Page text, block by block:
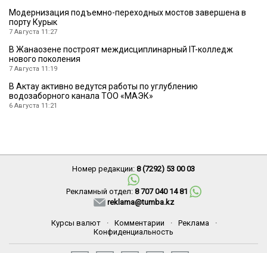
Модернизация подъемно-переходных мостов завершена в
порту Курык
7 Августа 11:27
В Жанаозене построят междисциплинарный IT-колледж
нового поколения
7 Августа 11:19
В Актау активно ведутся работы по углублению
водозаборного канала ТОО «МАЭК»
6 Августа 11:21
Номер редакции: 8 (7292) 53 00 03
Рекламный отдел: 8 707 040 14 81
reklama@tumba.kz
Курсы валют · Комментарии · Реклама
·
Конфиденциальность